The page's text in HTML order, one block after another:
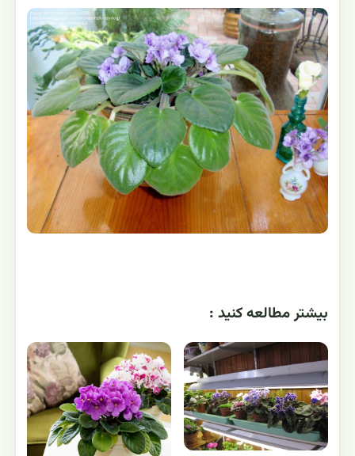
بيشتر مطالعه کنيد :